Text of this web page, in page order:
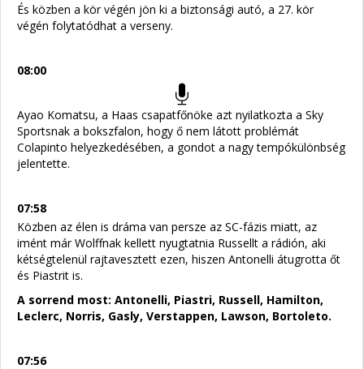
És közben a kör végén jön ki a biztonsági autó, a 27. kör
végén folytatódhat a verseny.
08:00
Ayao Komatsu, a Haas csapatfőnöke azt nyilatkozta a Sky
Sportsnak a bokszfalon, hogy ő nem látott problémát
Colapinto helyezkedésében, a gondot a nagy tempókülönbség
jelentette.
07:58
Közben az élen is dráma van persze az SC-fázis miatt, az
imént már Wolffnak kellett nyugtatnia Russellt a rádión, aki
kétségtelenül rajtavesztett ezen, hiszen Antonelli átugrotta őt
és Piastrit is.
A sorrend most: Antonelli, Piastri, Russell, Hamilton,
Leclerc, Norris, Gasly, Verstappen, Lawson, Bortoleto.
07:56